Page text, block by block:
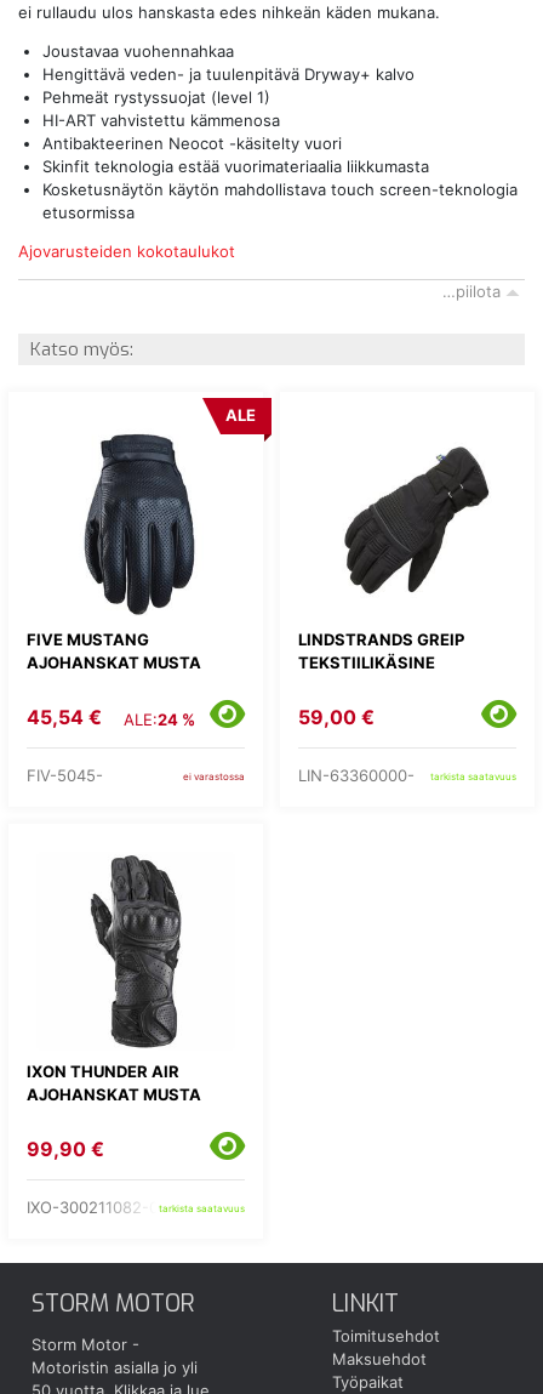
ei rullaudu ulos hanskasta edes nihkeän käden mukana.
Joustavaa vuohennahkaa
Hengittävä veden- ja tuulenpitävä Dryway+ kalvo
Pehmeät rystyssuojat (level 1)
HI-ART vahvistettu kämmenosa
Antibakteerinen Neocot -käsitelty vuori
Skinfit teknologia estää vuorimateriaalia liikkumasta
Kosketusnäytön käytön mahdollistava touch screen-teknologia
etusormissa
Ajovarusteiden kokotaulukot
…piilota
Katso myös:
FIVE MUSTANG
AJOHANSKAT MUSTA
ALE
45,54 € ALE:24 %
FIV-5045- ei varastossa
LINDSTRANDS GREIP
TEKSTIILIKÄSINE
59,00 €
LIN-63360000- tarkista saatavuus
IXON THUNDER AIR
AJOHANSKAT MUSTA
99,90 €
IXO-300211082-01-tarkista saatavuus
STORM MOTOR
Storm Motor -
Motoristin asialla jo yli
LINKIT
Toimitusehdot
Maksuehdot
Työpaikat